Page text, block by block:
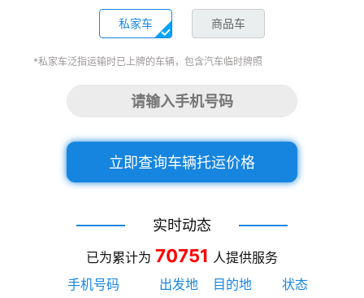
私家车 商品车
*私家车泛指运输时已上牌的车辆，包含汽车临时牌照
立即查询车辆托运价格
实时动态
已为累计为 70751 人提供服务
手机号码
出发地 目的地 状态